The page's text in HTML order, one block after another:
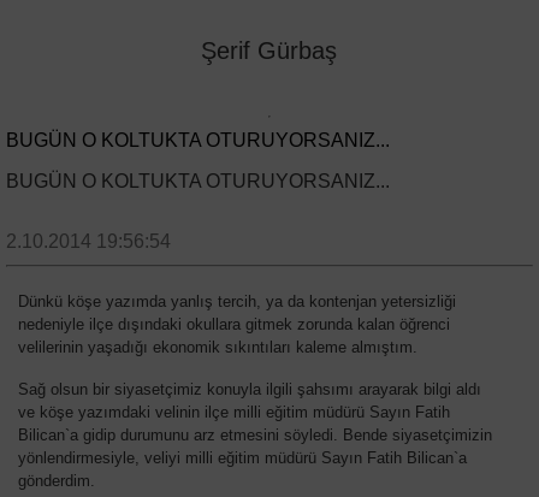
Şerif Gürbaş
BUGÜN O KOLTUKTA OTURUYORSANIZ...
BUGÜN O KOLTUKTA OTURUYORSANIZ...
2.10.2014 19:56:54
Dünkü köşe yazımda yanlış tercih, ya da kontenjan yetersizliği
nedeniyle ilçe dışındaki okullara gitmek zorunda kalan öğrenci
velilerinin yaşadığı ekonomik sıkıntıları kaleme almıştım.
Sağ olsun bir siyasetçimiz konuyla ilgili şahsımı arayarak bilgi aldı
ve köşe yazımdaki velinin ilçe milli eğitim müdürü Sayın Fatih
Bilican`a gidip durumunu arz etmesini söyledi. Bende siyasetçimizin
yönlendirmesiyle, veliyi milli eğitim müdürü Sayın Fatih Bilican`a
gönderdim.